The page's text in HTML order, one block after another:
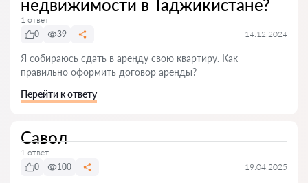
недвижимости в Таджикистане?
1 ответ
0
39 14.12.2024
Я собираюсь сдать в аренду свою квартиру. Как
правильно оформить договор аренды?
Перейти к ответу
Савол
1 ответ
0
100 19.04.2025